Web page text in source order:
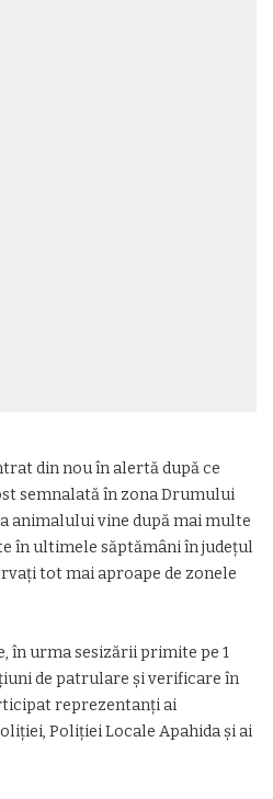
din nou în alertă după ce
semnalată în zona Drumului
animalului vine după mai multe
în ultimele săptămâni în județul
tot mai aproape de zonele
urma sesizării primite pe 1
de patrulare și verificare în
reprezentanți ai
Poliției Locale Apahida și ai